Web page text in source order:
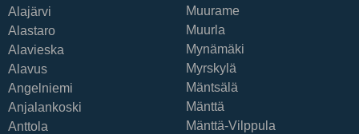
Alajärvi
Alastaro
Alavieska
Alavus
Angelniemi
Anjalankoski
Anttola
Muurame
Muurla
Mynämäki
Myrskylä
Mäntsälä
Mänttä
Mänttä-Vilppula